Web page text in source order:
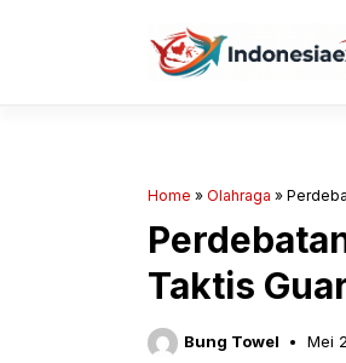
Home » Olahraga »
Taktis
Bung Towel Mei